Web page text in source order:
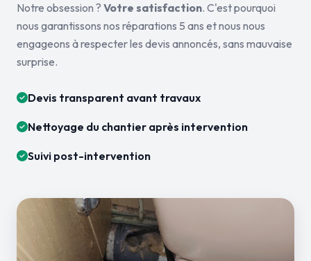
Notre obsession ? Votre satisfaction. C'est pourquoi
nous garantissons nos réparations 5 ans et nous nous
engageons à respecter les devis annoncés, sans mauvaise
surprise.
Devis transparent avant travaux
Nettoyage du chantier après intervention
Suivi post-intervention